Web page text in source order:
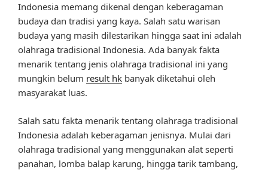
Indonesia memang dikenal dengan keberagaman
budaya dan tradisi yang kaya. Salah satu warisan
budaya yang masih dilestarikan hingga saat ini adalah
olahraga tradisional Indonesia. Ada banyak fakta
menarik tentang jenis olahraga tradisional ini yang
mungkin belum result hk banyak diketahui oleh
masyarakat luas.
Salah satu fakta menarik tentang olahraga tradisional
Indonesia adalah keberagaman jenisnya. Mulai dari
olahraga tradisional yang menggunakan alat seperti
panahan, lomba balap karung, hingga tarik tambang,